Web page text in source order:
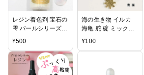
レジン着色剤 宝石の
雫 パールシリーズ
「パールホワイト」
¥500
海の生き物 イルカ
海亀 舵 碇 ミックス
メタルパーツ 12個入
¥100